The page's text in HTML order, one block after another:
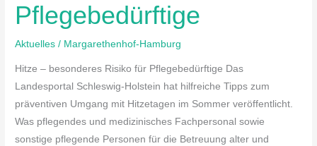
Pflegebedürftige
Aktuelles / Margarethenhof-Hamburg
Hitze – besonderes Risiko für Pflegebedürftige Das
Landesportal Schleswig-Holstein hat hilfreiche Tipps zum
präventiven Umgang mit Hitzetagen im Sommer veröffentlicht.
Was pflegendes und medizinisches Fachpersonal sowie
sonstige pflegende Personen für die Betreuung alter und
Risiko
Pflegebedürftige